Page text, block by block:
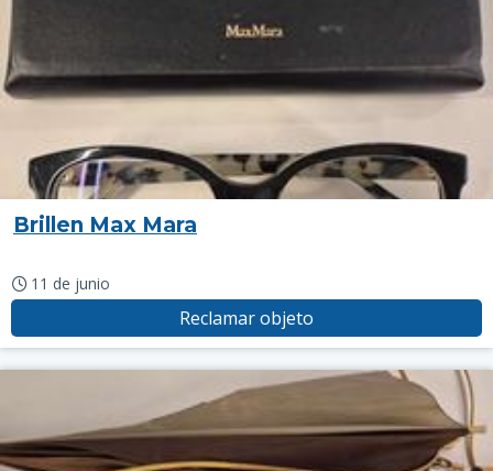
Brillen Max Mara
11 de junio
Reclamar objeto